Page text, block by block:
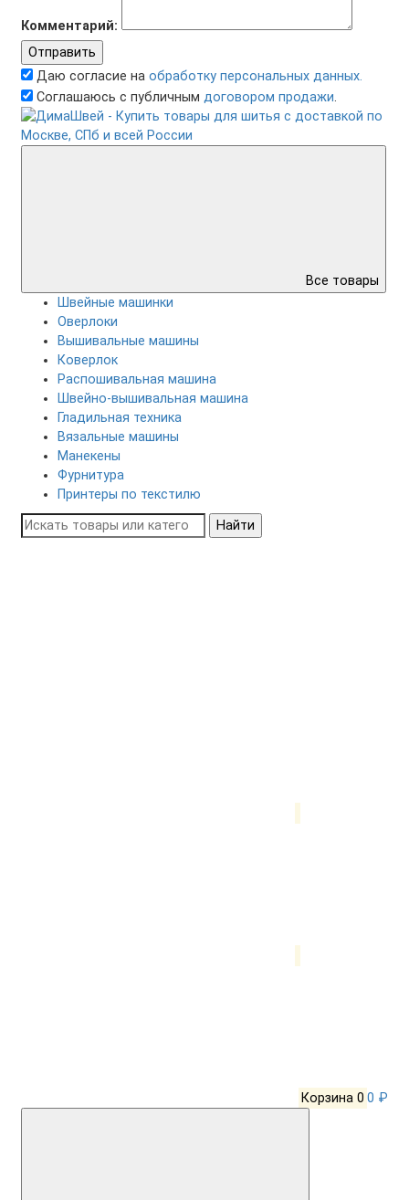
Комментарий:
Отправить
Даю согласие на обработку персональных данных.
Соглашаюсь с публичным договором продажи.
Все товары
Швейные машинки
Оверлоки
Вышивальные машины
Коверлок
Распошивальная машина
Швейно-вышивальная машина
Гладильная техника
Вязальные машины
Манекены
Фурнитура
Принтеры по текстилю
Найти
Корзина 0 0 ₽